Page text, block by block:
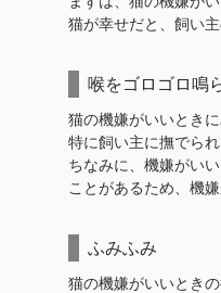
猫が幸せだと、飼い
喉をゴロゴロ鳴
猫の機嫌がいいとき
特に飼い主に撫でら
ちなみに、機嫌がい
ことがあるため、機
ふみふみ
猫の機嫌がいいとき